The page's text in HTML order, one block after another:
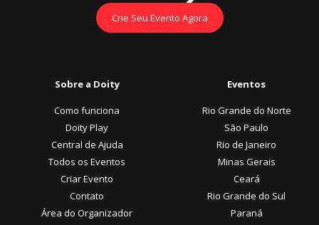
Crie Seu Evento Agora
Sobre a Doity
Como funciona
Doity Play
Central de Ajuda
Todos os Eventos
Criar Evento
Contato
Área do Organizador
Eventos
Rio Grande do Norte
São Paulo
Rio de Janeiro
Minas Gerais
Ceará
Rio Grande do Sul
Paraná